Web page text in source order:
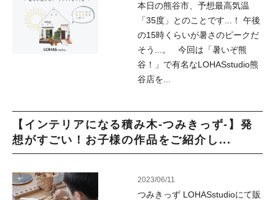
本日の熊谷市、予想最高気温
「35度」とのことです...！ 午後
の15時くらいが暑さのピークだ
そう...。 今回は「暑いぞ熊
谷！」で有名なLOHASstudio熊
谷店を...
【インテリアになる積み木-つみきっず-】発
想がすごい！お子様の作品をご紹介し...
2023/06/11
つみきっず LOHASstudioにて販